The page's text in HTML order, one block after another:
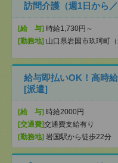
訪問介護（週1日から
[給 与] 時給1,730円～
[勤務地] 山口県岩国市玖珂町
給与即払いOK！高時
[派遣]
[給 与] 時給2000円
[交通費]交通費支給有り
[勤務地] 岩国駅から徒歩22分